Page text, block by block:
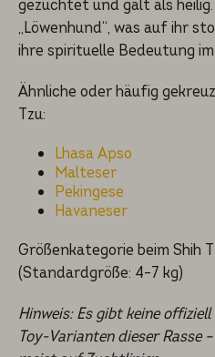
gezüchtet und galt als
„Löwenhund“, was auf ihr
ihre spirituelle Bedeutung
Ähnliche oder häufig
Tzu:
Lhasa Apso
Malteser
Pekingese
Havaneser
Größenkategorie beim Shih
(Standardgröße: 4–7 kg)
Hinweis: Es gibt keine
Toy-Varianten dieser Rasse